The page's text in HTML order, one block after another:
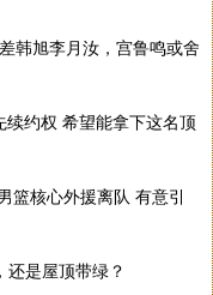
韩旭李月汝，宫鲁鸣或舍
约权 希望能拿下这名顶
篮核心外援离队 有意引
还是屋顶带绿？